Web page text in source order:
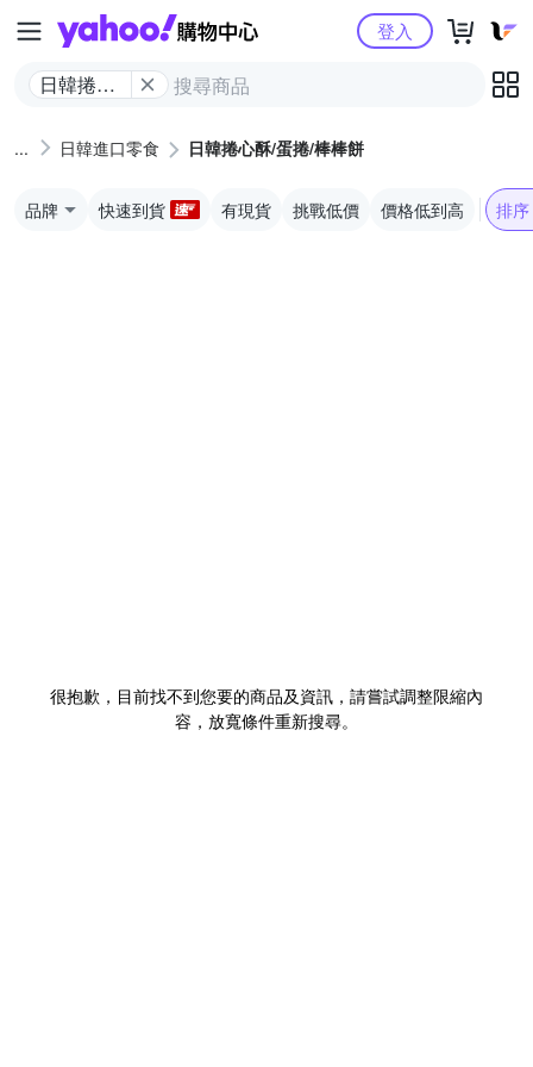
Yahoo購物中心
日韓捲心
棒餅
登入
日韓進口零食 日韓捲心酥/蛋捲/棒棒餅
品牌 快速到貨 有現貨 挑戰低價 價格低到高 排序
很抱歉，目前找不到您要的商品及資訊，請嘗試調整限縮內
容，放寬條件重新搜尋。